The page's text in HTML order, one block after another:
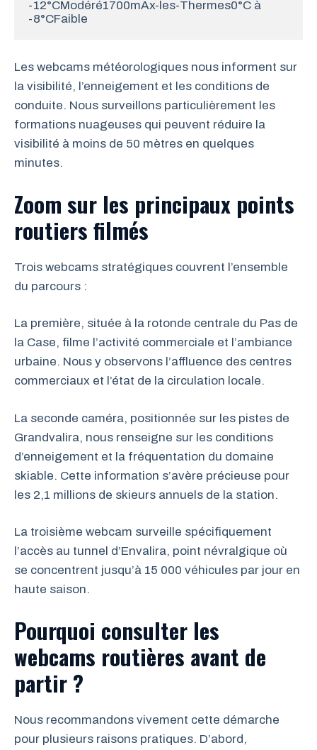
-12°CModéré1700mAx-les-Thermes0°C à
-8°CFaible
Les webcams météorologiques nous informent sur
la visibilité, l’enneigement et les conditions de
conduite. Nous surveillons particulièrement les
formations nuageuses qui peuvent réduire la
visibilité à moins de 50 mètres en quelques
minutes.
Zoom sur les principaux points
routiers filmés
Trois webcams stratégiques couvrent l’ensemble
du parcours :
La première, située à la rotonde centrale du Pas de
la Case, filme l’activité commerciale et l’ambiance
urbaine. Nous y observons l’affluence des centres
commerciaux et l’état de la circulation locale.
La seconde caméra, positionnée sur les pistes de
Grandvalira, nous renseigne sur les conditions
d’enneigement et la fréquentation du domaine
skiable. Cette information s’avère précieuse pour
les 2,1 millions de skieurs annuels de la station.
La troisième webcam surveille spécifiquement
l’accès au tunnel d’Envalira, point névralgique où
se concentrent jusqu’à 15 000 véhicules par jour en
haute saison.
Pourquoi consulter les
webcams routières avant de
partir ?
Nous recommandons vivement cette démarche
pour plusieurs raisons pratiques. D’abord,